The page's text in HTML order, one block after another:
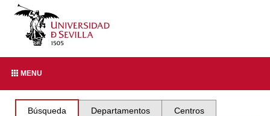
MENU
Búsqueda Departamentos Centros